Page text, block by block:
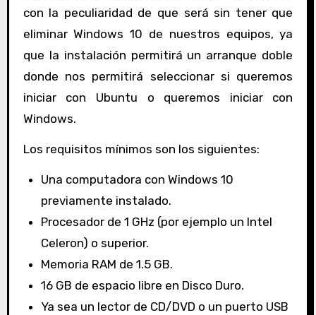
con la peculiaridad de que será sin tener que
eliminar Windows 10 de nuestros equipos, ya
que la instalación permitirá un arranque doble
donde nos permitirá seleccionar si queremos
iniciar con Ubuntu o queremos iniciar con
Windows.
Los requisitos mínimos son los siguientes:
Una computadora con Windows 10
previamente instalado.
Procesador de 1 GHz (por ejemplo un Intel
Celeron) o superior.
Memoria RAM de 1.5 GB.
16 GB de espacio libre en Disco Duro.
Ya sea un lector de CD/DVD o un puerto USB